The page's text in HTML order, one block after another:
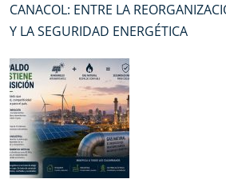
CANACOL: ENTRE LA
Y LA SEGURIDAD ENERGÉTICA